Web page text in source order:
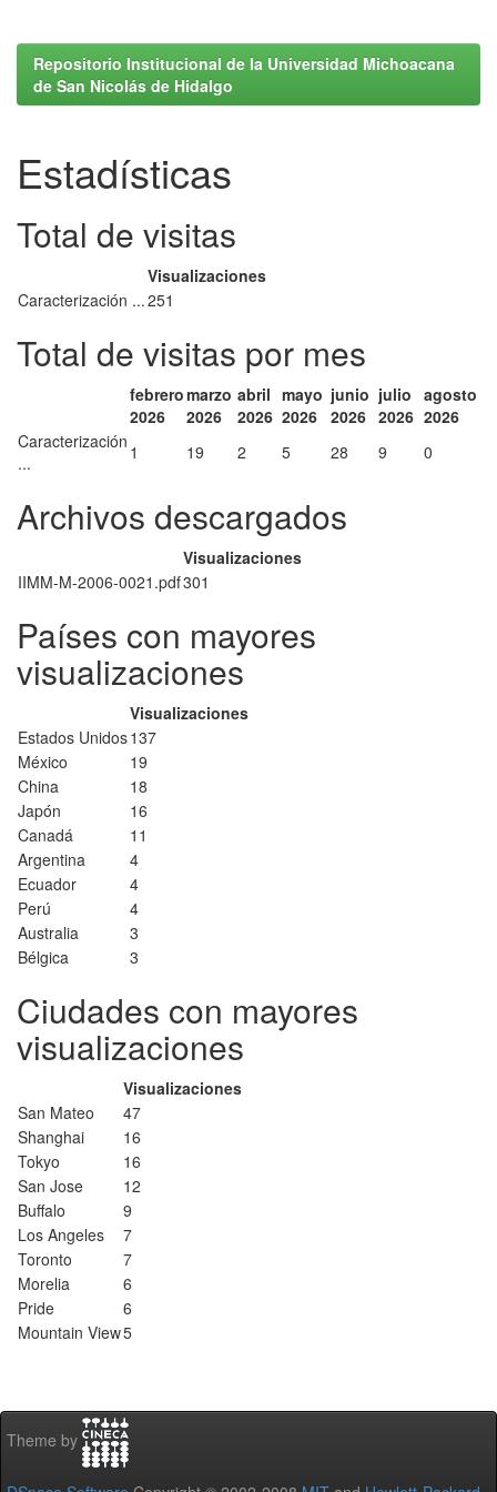
Repositorio Institucional de la Universidad Michoacana
de San Nicolás de Hidalgo
Estadísticas
Total de visitas
Visualizaciones
Caracterización ...251
Total de visitas por mes
febrero
2026
marzo
2026
abril
2026
mayo
2026
junio
2026
julio
2026
agosto
2026
Caracterización
...
1 19 2 5 28 9 0
Archivos descargados
Visualizaciones
IIMM-M-2006-0021.pdf301
Países con mayores
visualizaciones
Visualizaciones
Estados Unidos137
México
19
China
18
Japón
16
Canadá
11
Argentina
4
Ecuador
4
Perú
4
Australia
3
Bélgica
3
Ciudades con mayores
visualizaciones
Visualizaciones
San Mateo
47
Shanghai
16
Tokyo
16
San Jose
12
Buffalo
9
Los Angeles
7
Toronto
7
Morelia
6
Pride
6
Mountain View5
Theme by